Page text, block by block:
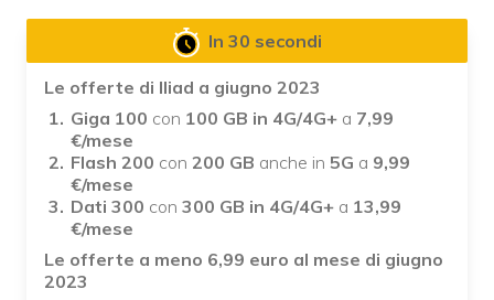
In 30 secondi
Le offerte di Iliad a giugno 2023
Giga 100 con 100 GB in 4G/4G+ a 7,99
€/mese
Flash 200 con 200 GB anche in 5G a 9,99
€/mese
Dati 300 con 300 GB in 4G/4G+ a 13,99
€/mese
Le offerte a meno 6,99 euro al mese di giugno
2023